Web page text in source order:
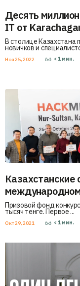
Десять
IT от
В столице Казахстана
новичков и
Ноя 25, 2022 < 1 мин.
Казахстанские
Призовой фонд
тысяч тенге. Первое ...
Окт 29, 2021 < 1 мин.